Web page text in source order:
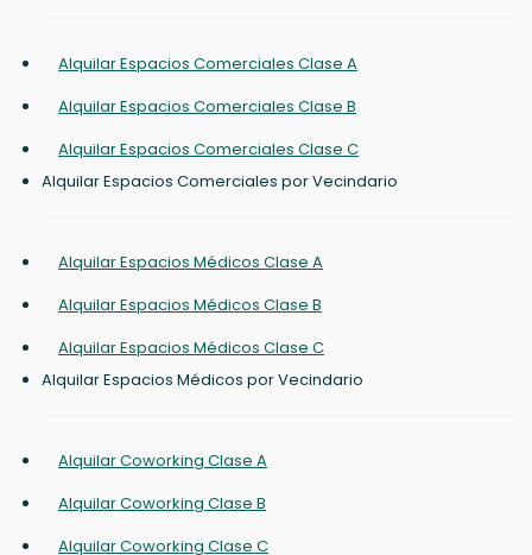
Alquilar Espacios Comerciales Clase A
Alquilar Espacios Comerciales Clase B
Alquilar Espacios Comerciales Clase C
Alquilar Espacios Comerciales por Vecindario
Alquilar Espacios Médicos Clase A
Alquilar Espacios Médicos Clase B
Alquilar Espacios Médicos Clase C
Alquilar Espacios Médicos por Vecindario
Alquilar Coworking Clase A
Alquilar Coworking Clase B
Alquilar Coworking Clase C